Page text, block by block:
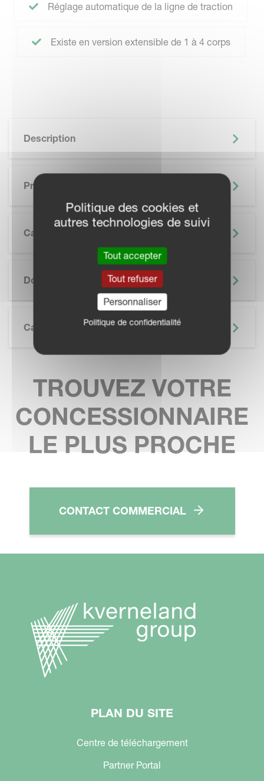
Réglage automatique de la ligne de traction
Existe en version extensible de 1 à 4 corps
Description
Principaux Avantages
Caractéristiques
Documentation
Caractéristiques Techniques
TROUVEZ VOTRE
CONCESSIONNAIRE
LE PLUS PROCHE
CONTACT COMMERCIAL
PLAN DU SITE
Centre de téléchargement
Partner Portal
Politique des cookies et
autres technologies de suivi
Tout accepter
Tout refuser
Personnaliser
Politique de confidentialité